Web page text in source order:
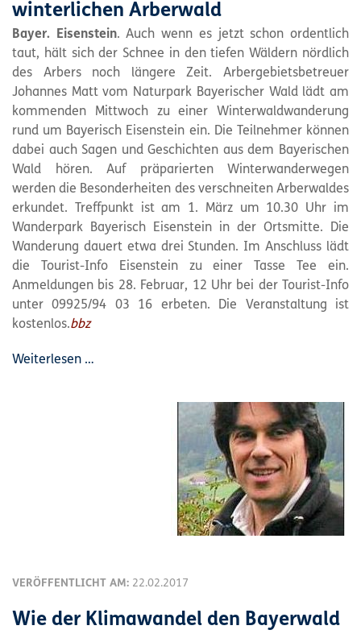
winterlichen Arberwald
Bayer. Eisenstein. Auch wenn es jetzt schon ordentlich
taut, hält sich der Schnee in den tiefen Wäldern nördlich
des Arbers noch längere Zeit. Arbergebietsbetreuer
Johannes Matt vom Naturpark Bayerischer Wald lädt am
kommenden Mittwoch zu einer Winterwaldwanderung
rund um Bayerisch Eisenstein ein. Die Teilnehmer können
dabei auch Sagen und Geschichten aus dem Bayerischen
Wald hören. Auf präparierten Winterwanderwegen
werden die Besonderheiten des verschneiten Arberwaldes
erkundet. Treffpunkt ist am 1. März um 10.30 Uhr im
Wanderpark Bayerisch Eisenstein in der Ortsmitte. Die
Wanderung dauert etwa drei Stunden. Im Anschluss lädt
die Tourist-Info Eisenstein zu einer Tasse Tee ein.
Anmeldungen bis 28. Februar, 12 Uhr bei der Tourist-Info
unter 09925/94 03 16 erbeten. Die Veranstaltung ist
kostenlos.bbz
Weiterlesen …
VERÖFFENTLICHT AM: 22.02.2017
Wie der Klimawandel den Bayerwald